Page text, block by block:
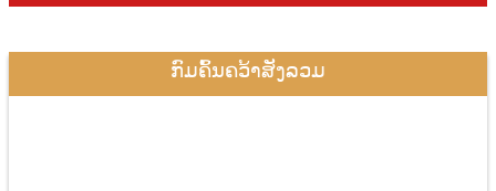
ກົມຄົ້ນຄວ້າສັງລວມ